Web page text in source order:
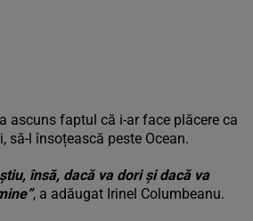
ascuns faptul că i-ar face plăcere ca
să-l însoțească peste Ocean.
însă, dacă va dori și dacă va
, a adăugat Irinel Columbeanu.